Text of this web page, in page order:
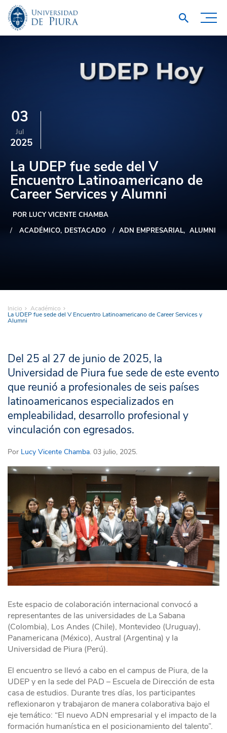
03
Jul
2025
La UDEP fue sede del V
Encuentro Latinoamericano de
Career Services y Alumni
POR LUCY VICENTE CHAMBA
ACADÉMICO DESTACADO ADN EMPRESARIAL ALUMNI
Inicio Académico
La UDEP fue sede del V Encuentro Latinoamericano de Career Services y
Alumni
Del 25 al 27 de junio de 2025, la
Universidad de Piura fue sede de este evento
que reunió a profesionales de seis países
latinoamericanos especializados en
empleabilidad, desarrollo profesional y
vinculación con egresados.
Por Lucy Vicente Chamba. 03 julio, 2025.
Este espacio de colaboración internacional convocó a
representantes de las universidades de La Sabana
(Colombia), Los Andes (Chile), Montevideo (Uruguay),
Panamericana (México), Austral (Argentina) y la
Universidad de Piura (Perú).
El encuentro se llevó a cabo en el campus de Piura, de la
UDEP y en la sede del PAD – Escuela de Dirección de esta
casa de estudios. Durante tres días, los participantes
reflexionaron y trabajaron de manera colaborativa bajo el
eje temático: “El nuevo ADN empresarial y el impacto de la
formación humanística en el posicionamiento del talento”.